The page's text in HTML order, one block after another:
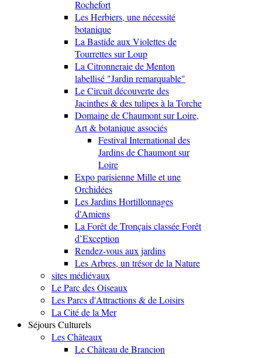
Rochefort
Les Herbiers, une nécessité
botanique
La Bastide aux Violettes de
Tourrettes sur Loup
La Citronneraie de Menton
labellisé "Jardin remarquable"
Le Circuit découverte des
Jacinthes & des tulipes à la Torche
Domaine de Chaumont sur Loire,
Art & botanique associés
Festival International des
Jardins de Chaumont sur
Loire
Expo parisienne Mille et une
Orchidées
Les Jardins Hortillonnages
d'Amiens
La Forêt de Tronçais classée Forêt
d’Exception
Rendez-vous aux jardins
Les Arbres, un trésor de la Nature
sites médiévaux
Le Parc des Oiseaux
Les Parcs d'Attractions & de Loisirs
La Cité de la Mer
Séjours Culturels
Les Châteaux
Le Château de Brancion